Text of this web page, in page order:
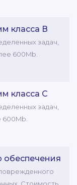
класса В
задач,
600Mb.
класса C
задач,
обеспечения